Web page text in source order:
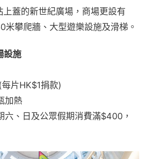
上蓋的新世紀廣場，商場更設有
米攀爬牆、大型遊樂設施及滑梯。
設施
片HK$1捐款)
加熱
六、日及公眾假期消費滿$400，